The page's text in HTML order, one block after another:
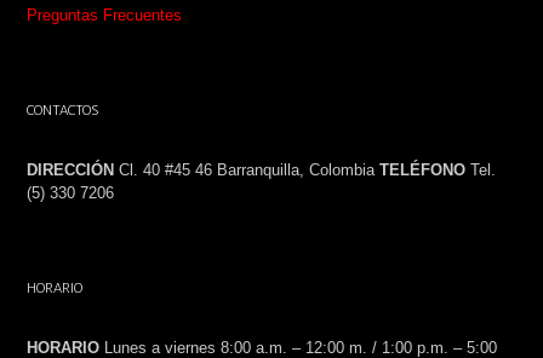
Preguntas Frecuentes
CONTACTOS
DIRECCIÓN Cl. 40 #45 46 Barranquilla, Colombia TELÉFONO Tel.
(5) 330 7206
HORARIO
HORARIO Lunes a viernes 8:00 a.m. – 12:00 m. / 1:00 p.m. – 5:00